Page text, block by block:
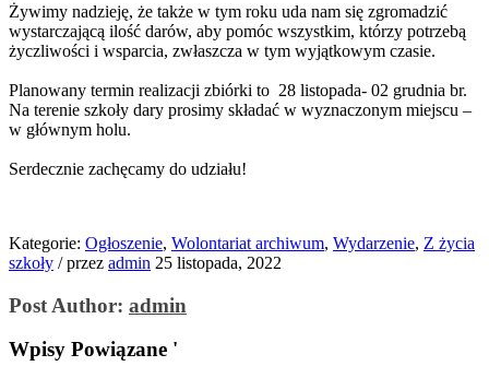
Żywimy nadzieję, że także w tym roku uda nam się zgromadzić
wystarczającą ilość darów, aby pomóc wszystkim, którzy potrzebą
życzliwości i wsparcia, zwłaszcza w tym wyjątkowym czasie.
Planowany termin realizacji zbiórki to 28 listopada- 02 grudnia br.
Na terenie szkoły dary prosimy składać w wyznaczonym miejscu –
w głównym holu.
Serdecznie zachęcamy do udziału!
Kategorie: Ogłoszenie, Wolontariat archiwum, Wydarzenie, Z życia
szkoły /przez admin 25 listopada, 2022
Post Author: admin
Wpisy Powiązane '